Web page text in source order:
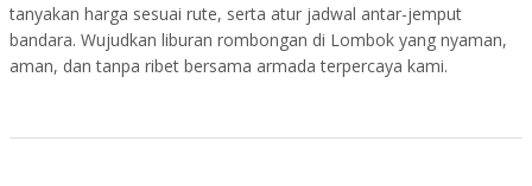
tanyakan harga sesuai rute, serta atur jadwal antar-jemput
bandara. Wujudkan liburan rombongan di Lombok yang nyaman,
aman, dan tanpa ribet bersama armada terpercaya kami.